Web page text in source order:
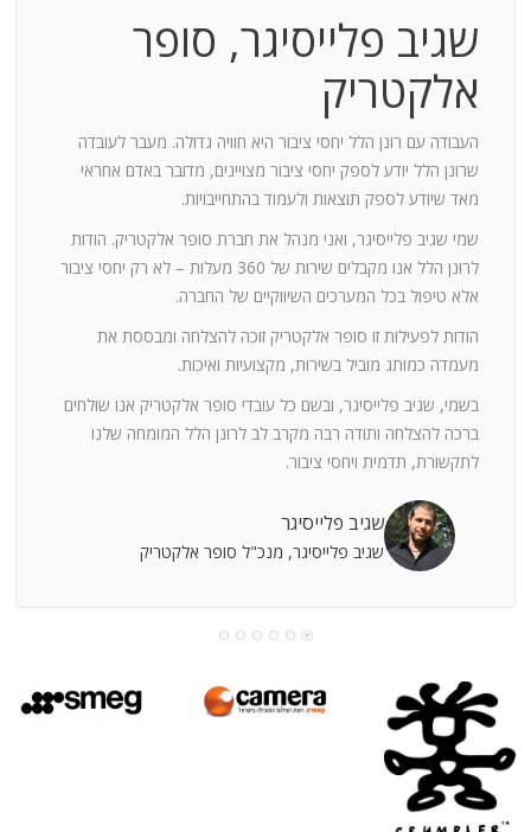
שגיב פלייסיגר, סופר
אלקטריק
העבודה עם רונן הלל יחסי ציבור היא חוויה גדולה. מעבר לעובדה
שרונן הלל יודע לספק יחסי ציבור מצויינים, מדובר באדם אחראי
מאד שיודע לספק תוצאות ולעמוד בהתחייבויות.
שמי שגיב פלייסיגר, ואני מנהל את חברת סופר אלקטריק. הודות
לרונן הלל אנו מקבלים שירות של 360 מעלות – לא רק יחסי ציבור
אלא טיפול בכל המערכים השיווקיים של החברה.
הודות לפעילות זו סופר אלקטריק זוכה להצלחה ומבססת את
מעמדה כמותג מוביל בשירות, מקצועיות ואיכות.
בשמי, שגיב פלייסיגר, ובשם כל עובדי סופר אלקטריק אנו שולחים
ברכה להצלחה ותודה רבה מקרב לב לרונן הלל המומחה שלנו
לתקשורת, תדמית ויחסי ציבור.
שגיב פלייסיגר
שגיב פלייסיגר, מנכ"ל סופר אלקטריק